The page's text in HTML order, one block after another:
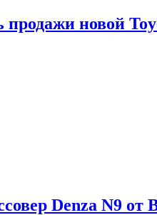
новой
Denza N9 от